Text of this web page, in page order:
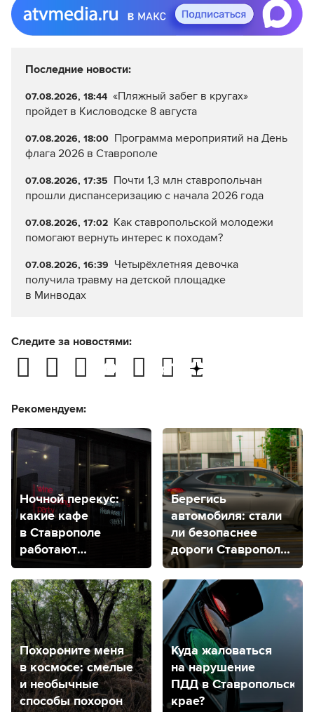
Последние новости:
07.08.2026, 18:44 «Пляжный забег в кругах»
пройдет в Кисловодске 8 августа
07.08.2026, 18:00 Программа мероприятий на День
флага 2026 в Ставрополе
07.08.2026, 17:35 Почти 1,3 млн ставропольчан
прошли диспансеризацию с начала 2026 года
07.08.2026, 17:02 Как ставропольской молодежи
помогают вернуть интерес к походам?
07.08.2026, 16:39 Четырёхлетняя девочка
получила травму на детской площадке
в Минводах
Следите за новостями:
Рекомендуем:
Ночной перекус:
какие кафе
в Ставрополе
работают
круглосуточно?
Берегись
автомобиля: стали
ли безопаснее
дороги Ставрополя
за 2023 год?
Похороните меня
в космосе: смелые
и необычные
способы похорон
Куда жаловаться
на нарушение
ПДД в Ставропольском
крае?